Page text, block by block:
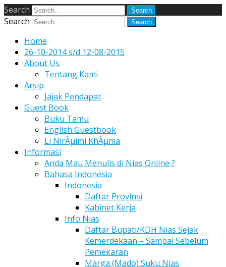
Search
Search
Home
26-10-2014 s/d 12-08-2015
About Us
Tentang Kami
Arsip
Jajak Pendapat
Guest Book
Buku Tamu
English Guestbook
Li NirÃµimi KhÃµma
Informasi
Anda Mau Menulis di Nias Online ?
Bahasa Indonesia
Indonesia
Daftar Provinsi
Kabinet Kerja
Info Nias
Daftar Bupati/KDH Nias Sejak
Kemerdekaan – Sampai Sebelum
Pemekaran
Marga (Mado) Suku Nias